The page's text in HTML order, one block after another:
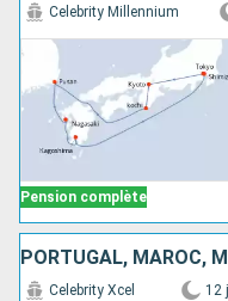
Pension complète
Celebrity Millennium
Celebrity Xcel 12 j